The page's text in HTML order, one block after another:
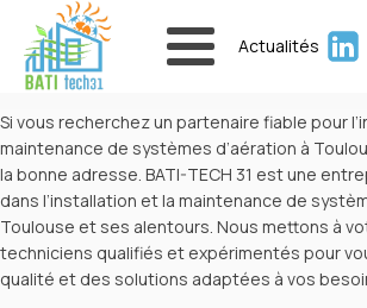
Actualités
Si vous recherchez un partenaire fiable pour
maintenance de systèmes d’aération à
la bonne adresse. BATI-TECH 31 est une
dans l’installation et la maintenance de
Toulouse et ses alentours. Nous mettons à
techniciens qualifiés et expérimentés pour
qualité et des solutions adaptées à vos